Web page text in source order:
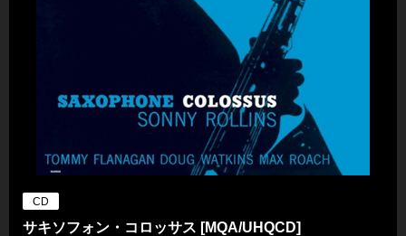
CD
サキソフォン・コロッサス [MQA/UHQCD]